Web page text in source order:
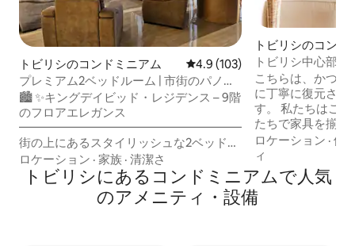
トビリシのコンドミニアム レビュー103件、5つ星中4.9つ
4.9 (103)
プレミアム2ベッドルーム | 市街のパノラ
マビュー • キング・デビッド
🏙️ ✨キングデイビッド・レジデンス – 9階
のフロアエレガンス
━━━━━━━━━━━━━━━━━━━━━━━━━
街の上にあるスタイリッシュな2ベッドル
ームのアパートで目を覚ましましょう。
🛋️仕事、映画、ゆったりとした夜に最適
な明るいラウンジ 🍳 料理やテイクアウト
の夜に使えるフルキッチン 🌇大きな窓か
ロケーション · 家族 · 清潔さ
トビリシのコンド
トビリシ中心部
ー2寝室アパート
こちらは、かつて
に丁寧に復元され
す。 私たちはこのアパートに住み、自分
たちで家具を揃え
ピレーションを
取り入れようと
私たちの誇りと喜
家です。私たち
ただけることを願って
ロケーション ·価
ィ
トビリシにあるコンドミニアムで人気
のアメニティ・設備